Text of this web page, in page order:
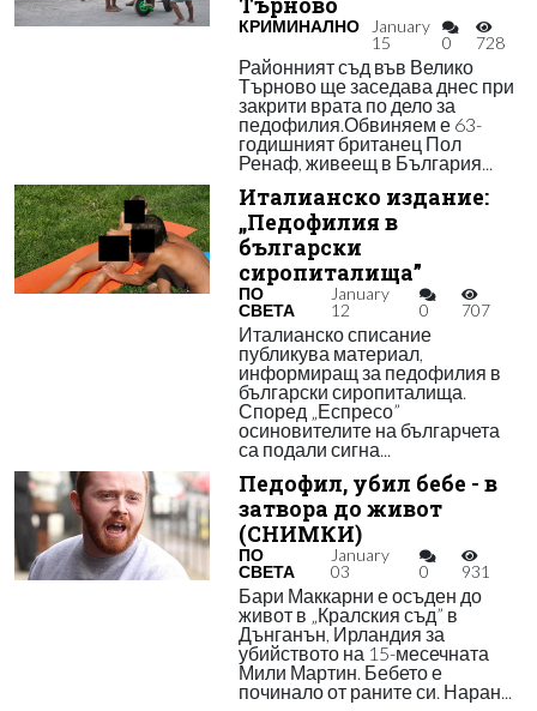
КРИМИНАЛНО
January
15
0 728
Районният съд във Велико
Търново ще заседава днес при
закрити врата по дело за
педофилия.Обвиняем е 63-
годишният британец Пол
Ренаф, живеещ в България...
Италианско издание:
„Педофилия в
български
сиропиталища”
ПО
СВЕТА
January
12
0 707
Италианско списание
публикува материал,
информиращ за педофилия в
български сиропиталища.
Според „Еспресо”
осиновителите на българчета
са подали сигна...
Педофил, убил бебе - в
затвора до живот
(СНИМКИ)
ПО
СВЕТА
January
03
0 931
Бари Маккарни е осъден до
живот в „Кралския съд” в
Дънганън, Ирландия за
убийството на 15-месечната
Мили Мартин. Бебето е
починало от раните си. Наран...